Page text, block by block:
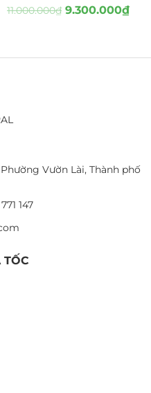
11.000.000₫ 9.300.000₫
Vườn Lài, Thành phố
147
TỐC